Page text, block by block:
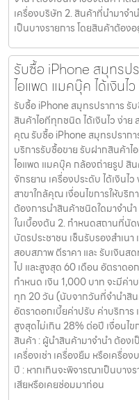
เครื่องบริษัท 2. สินค้าที่นำมาจำ
เป็นบางรายการ โดยสินค้าต้อง
รับซื้อ iPhone สมุทรป
ไอแพด แมคบุ๊ค ได้เงินไ
รับซื้อ iPhone สมุทรปราการ รั
สินค้าไอทีทุกชนิด ได้เงินไว ง่าย
คุณ รับซื้อ iPhone สมุทรปรากา
บริการรับซื้อขาย รับฝากสินค้าไ
ไอแพด แมคบุ๊ค กล้องถ่ายรูป สิ
จักรยาน เครื่องประดับ ได้เงินไว
สาขาใกล้คุณ เงื่อนไขการให้บริ
ต้องการนำสินค้าชนิดใดมาจำน
ในเบื้องต้น 2. กำหนดสถานที่นัด
บัตรประชาชน เซ็นรับรองสำเน
สอบสภาพ ตีราคา และ รับเงินส
ไป และสูงสุด 60 เดือน อัตราด
กำหนด เงิน 1,000 บาท จะมีค่า
ทุก 20 วัน (นับจากวันที่จำนำสิน
อัตราดอกเบี้ยค่าปรับ ค่าบริการ
สูงสุดไม่เกิน 28% ต่อปี เงื่อนไข
สินค้า : ผู้นำสินค้ามาจำนำ ต้องเ
เครื่องเช่า เครื่องยืม หรือเครื่อ
ปี : หากเกินจะพิจารณาเป็นบาง
เสียหรือเคยซ่อมมาก่อน